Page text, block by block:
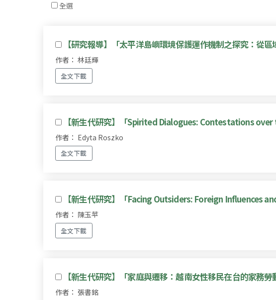
全選
【研究報導】「太平洋島嶼環境保護運作機制之探究：從
作者： 林廷輝
全文下載
【新生代研究】「Spirited Dialogues: Contestations
作者： Edyta Roszko
全文下載
【新生代研究】「Facing Outsiders: Foreign Influences
作者： 陳玉苹
全文下載
【新生代研究】「家庭與遷移：越南女性移民在台的家務
作者： 張書銘